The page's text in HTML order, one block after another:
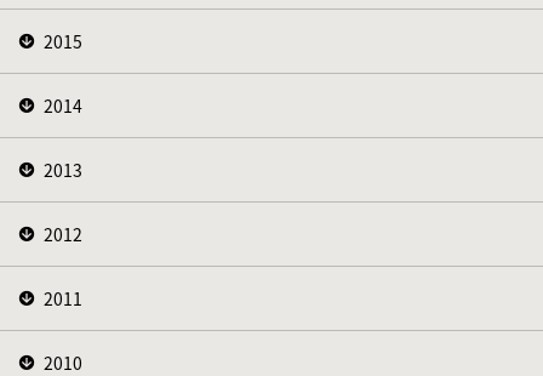
2015
2014
2013
2012
2011
2010